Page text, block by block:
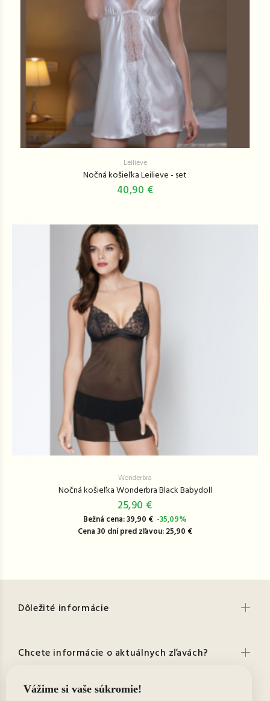
Leilieve
Nočná košieľka Leilieve - set
40,90 €
Wonderbra
Nočná košieľka Wonderbra Black Babydoll
25,90 €
Bežná cena: 39,90 € -35,09%
Cena 30 dní pred zľavou: 25,90 €
Dôležité informácie
Chcete informácie o aktuálnych zľavách?